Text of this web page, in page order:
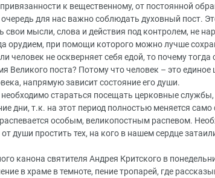
к вещественному, от постоянной
для нас важно соблюдать духовный пост.
свои мысли, слова и действия под контролем, не
орудием, при помощи которого можно лучше
человек не оскверняет себя едой, то почему
Великого поста? Потому что человек – это единое
напрямую зависит состояние его души.
стараться посещать церковные
дни, т.к. на этот период полностью меняется
особым, великопостным распевом.
души простить тех, на кого в нашем сердце
канона святителя Андрея Критского в
в храме в темноте, пение тропарей, где